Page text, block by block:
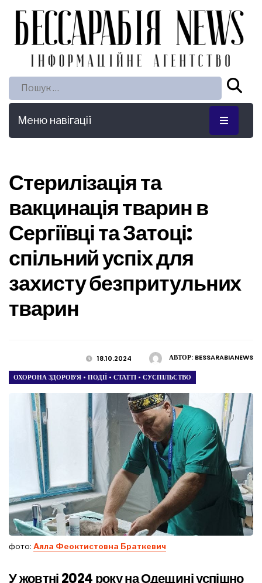
Пошук:
Меню навігації
Стерилізація та
вакцинація тварин в
Сергіївці та Затоці:
спільний успіх для
захисту безпритульних
тварин
АВТОР: BESSARABIANEWS
18.10.2024
ОХОРОНА ЗДОРОВ’Я • ПОДІЇ • СТАТТІ • СУСПІЛЬСТВО
фото: Алла Феоктистовна Браткевич
У жовтні 2024 року на Одещині успішно